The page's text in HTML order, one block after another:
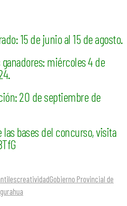
15 de junio al 15 de agosto.
miércoles 4 de
20 de septiembre de
bases del concurso, visita
creatividadGobierno Provincial de